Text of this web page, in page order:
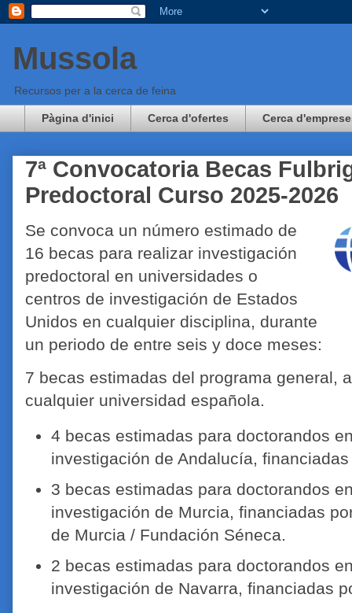
Mussola
Recursos per a la cerca de feina
Pàgina d'inici Cerca d'ofertes Cerca
7ª Convocatoria Becas
Predoctoral Curso 2025-2026
Se convoca un número estimado de
16 becas para realizar investigación
predoctoral en universidades o
centros de investigación de Estados
Unidos en cualquier disciplina, durante
un periodo de entre seis y doce meses:
7 becas estimadas del programa general,
cualquier universidad española.
4 becas estimadas para doctorandos
investigación de Andalucía,
3 becas estimadas para doctorandos
investigación de Murcia, financiadas
de Murcia / Fundación Séneca.
2 becas estimadas para doctorandos
investigación de Navarra, financiadas